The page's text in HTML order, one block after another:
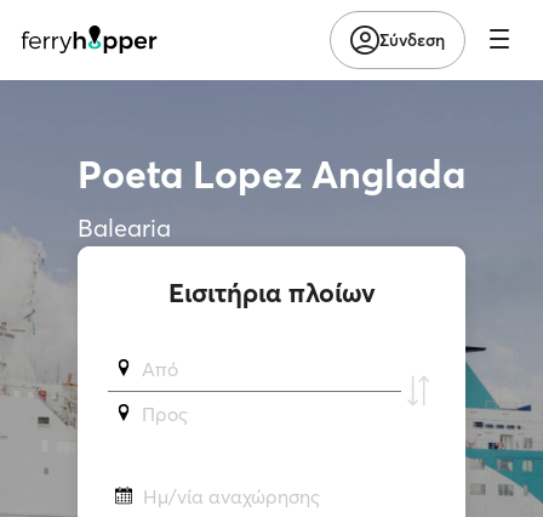
Σύνδεση
Poeta Lopez Anglada
Balearia
Εισιτήρια πλοίων
Από
Προς
Ημ/νία αναχώρησης